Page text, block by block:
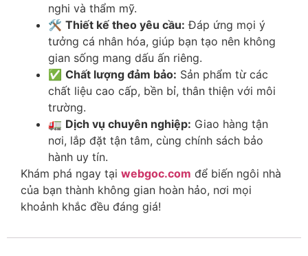
nghi và thẩm mỹ.
🛠️ Thiết kế theo yêu cầu: Đáp ứng mọi ý
tưởng cá nhân hóa, giúp bạn tạo nên không
gian sống mang dấu ấn riêng.
✅ Chất lượng đảm bảo: Sản phẩm từ các
chất liệu cao cấp, bền bỉ, thân thiện với môi
trường.
🚛 Dịch vụ chuyên nghiệp: Giao hàng tận
nơi, lắp đặt tận tâm, cùng chính sách bảo
hành uy tín.
Khám phá ngay tại webgoc.com để biến ngôi nhà
của bạn thành không gian hoàn hảo, nơi mọi
khoảnh khắc đều đáng giá!